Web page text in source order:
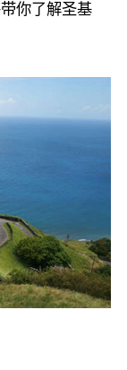
你了解圣基